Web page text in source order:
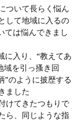
ついて長らく悩ん
して地域に入るの
ては悩んできまし
に入り、“教えてあ
域を引っ搔き回
”のように披歴する
ました
けてきたつもりで
ら、同じような指